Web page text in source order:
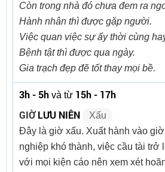
Còn trong nhà đó chưa đem ra
Hành nhân thì được gặp người.
Việc quan việc sự ấy thời cùng
Bệnh tật thì được qua ngày.
Gia trạch đẹp đẽ tốt thay mọi bề.
3h - 5h và từ 15h - 17h
GIỜLƯU NIÊN
Xấu
Đây là giờ xấu. Xuất hành vào
nghiệp khó thành, việc cầu tài trở
với mọi kiện cáo nên xem xét